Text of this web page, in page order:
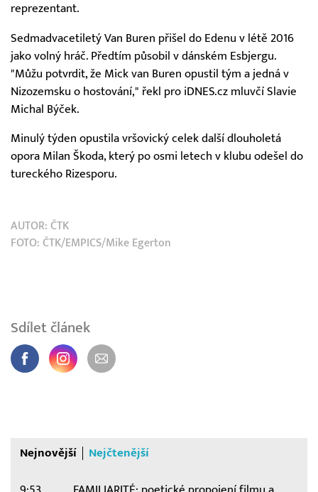
reprezentant.
Sedmadvacetiletý Van Buren přišel do Edenu v létě 2016
jako volný hráč. Předtím působil v dánském Esbjergu.
"Můžu potvrdit, že Mick van Buren opustil tým a jedná v
Nizozemsku o hostování," řekl pro iDNES.cz mluvčí Slavie
Michal Býček.
Minulý týden opustila vršovický celek další dlouholetá
opora Milan Škoda, který po osmi letech v klubu odešel do
tureckého Rizesporu.
AUTOR: ČTK
FOTO: ČTK/EMPICS/Mike Egerton
Sdílet článek
Nejnovější Nejčtenější